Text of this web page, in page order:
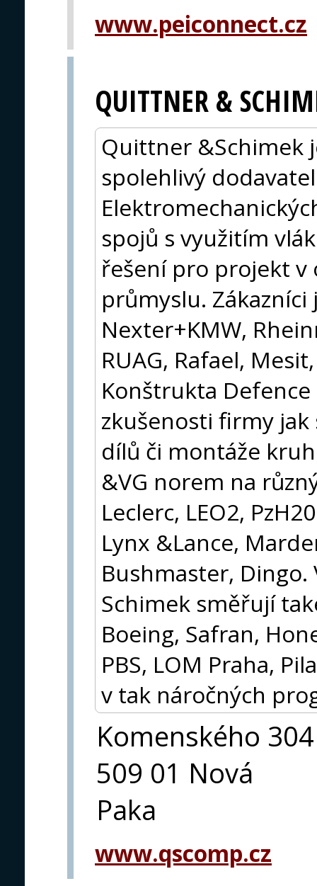
www.peiconnect.cz
QUITTNER &
Quittner &Schimek
spolehlivý
spojů s využitím
řešení pro projekt v
průmyslu. Zákazníci
Nexter+KMW,
RUAG, Rafael,
Konštrukta
zkušenosti firmy
dílů či montáže
&VG norem na
Leclerc, LEO2,
Lynx &Lance,
Bushmaster,
Schimek směřují
Boeing, Safran,
PBS, LOM Praha,
v tak náročných
Komenského 304
509 01 Nová
Paka
www.qscomp.cz